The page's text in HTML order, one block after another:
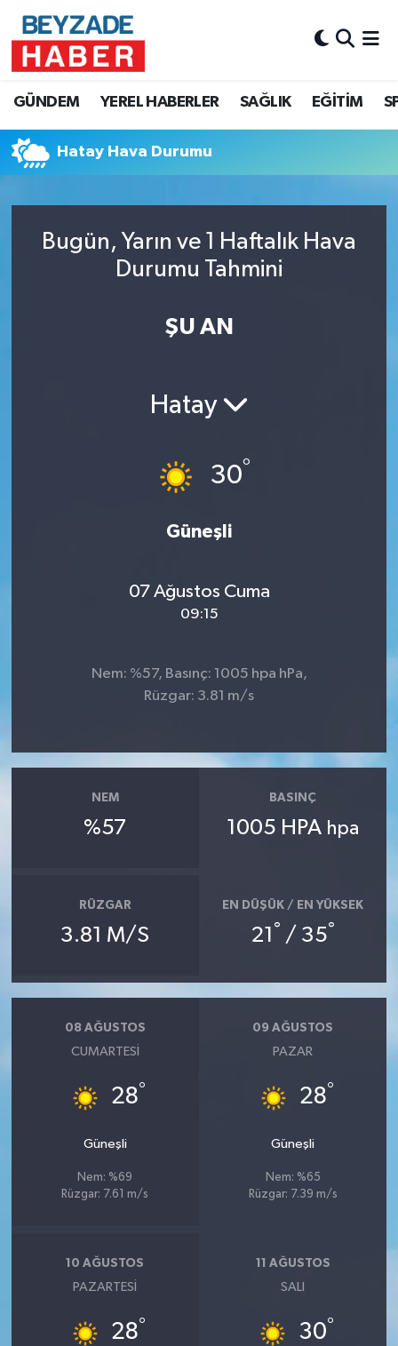
GÜNDEM YEREL HABERLER SAĞLIK EĞİTİM
Hatay Hava Durumu
Bugün, Yarın ve 1 Haftalık Hava
Durumu Tahmini
ŞU AN
Hatay
30°
Güneşli
07 Ağustos Cuma
09:15
Nem: %57, Basınç: 1005 hpa hPa,
Rüzgar: 3.81 m/s
NEM
%57
BASINÇ
1005 HPA hpa
RÜZGAR
3.81 M/S
EN DÜŞÜK / EN YÜKSEK
21 ° / 35°
08 AĞUSTOS
CUMARTESI
28°
Güneşli
Nem: %69
Rüzgar: 7.61 m/s
09 AĞUSTOS
PAZAR
28°
Güneşli
Nem: %65
Rüzgar: 7.39 m/s
10 AĞUSTOS
PAZARTESI
28°
11 AĞUSTOS
SALI
30°
Hava Durumu
Süper Lig Puan Durumu ve Fikstür
Tüm Manşetler
Son Dakika Haberleri